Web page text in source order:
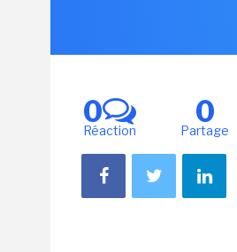
0
Réaction
0
Partage